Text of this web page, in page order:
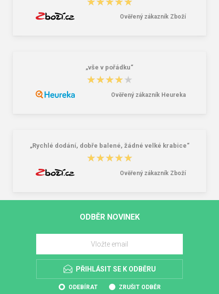
Ověřený zákazník Zboží
„vše v pořádku“
★★★★★
★★★★★
Ověřený zákazník Heureka
„Rychlé dodání, dobře balené, žádné velké krabice“
★★★★★
★★★★★
Ověřený zákazník Zboží
ODBĚR NOVINEK
PŘIHLÁSIT SE K ODBĚRU
ODEBÍRAT ZRUŠIT ODBĚR